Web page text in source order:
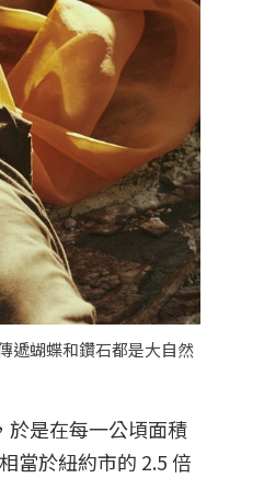
遞蝴蝶和鑽石都是大自然
於是在每一公頃面積
當於紐約市的 2.5 倍